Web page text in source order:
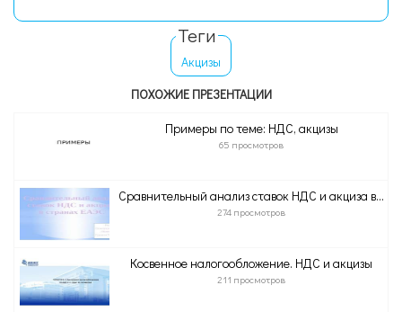
Теги
Акцизы
ПОХОЖИЕ ПРЕЗЕНТАЦИИ
Примеры по теме: НДС, акцизы
65 просмотров
Сравнительный анализ ставок НДС и акциза в...
274 просмотров
Косвенное налогообложение. НДС и акцизы
211 просмотров